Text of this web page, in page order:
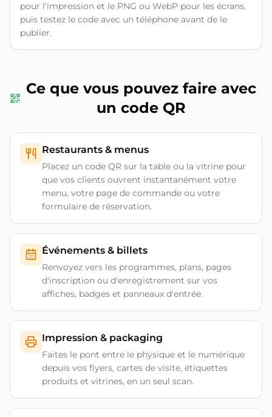
pour l'impression et le PNG ou WebP pour les écrans,
puis testez le code avec un téléphone avant de le
publier.
Ce que vous pouvez faire avec
un code QR
Restaurants & menus
Placez un code QR sur la table ou la vitrine pour
que vos clients ouvrent instantanément votre
menu, votre page de commande ou votre
formulaire de réservation.
Événements & billets
Renvoyez vers les programmes, plans, pages
d'inscription ou d'enregistrement sur vos
affiches, badges et panneaux d'entrée.
Impression & packaging
Faites le pont entre le physique et le numérique
depuis vos flyers, cartes de visite, étiquettes
produits et vitrines, en un seul scan.